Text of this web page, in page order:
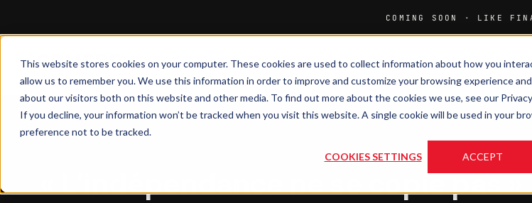
This website stores cookies on your computer. These cookies are used to collect information about how you
allow us to remember you. We use this information in order to improve and customize your browsing experience
about our visitors both on this website and other media. To find out more about the cookies we use, see our
If you decline, your information won’t be tracked when you visit this website. A single cookie will be used in your
preference not to be tracked.
COOKIES SETTINGS ACCEPT
« L’indépendance ne se copie pas »